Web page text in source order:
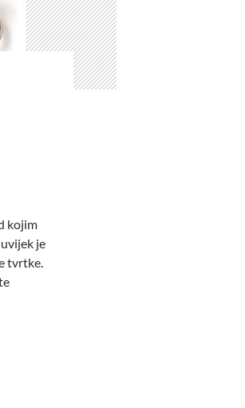
kojim
je
tvrtke.